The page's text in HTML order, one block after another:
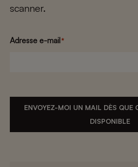
scanner.
Adresse e-mail*
ENVOYEZ-MOI UN MAIL DÈS QUE
DISPONIBLE